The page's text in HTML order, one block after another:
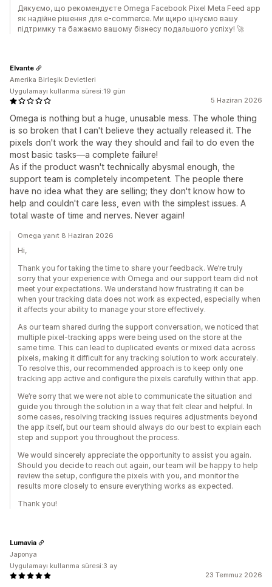
Дякуємо, що рекомендуєте Omega Facebook Pixel Meta Feed app
як надійне рішення для e-commerce. Ми щиро цінуємо вашу
підтримку та бажаємо вашому бізнесу подальшого успіху! 🚀
5 Haziran 2026
Omega is nothing but a huge, unusable mess. The whole thing
is so broken that I can't believe they actually released it. The
pixels don't work the way they should and fail to do even the
most basic tasks—a complete failure!
As if the product wasn't technically abysmal enough, the
support team is completely incompetent. The people there
have no idea what they are selling; they don't know how to
help and couldn't care less, even with the simplest issues. A
total waste of time and nerves. Never again!
Elvante
Amerika Birleşik Devletleri
Uygulamayı kullanma süresi:19 gün
Omega yanıt 8 Haziran 2026
Hi,
Thank you for taking the time to share your feedback. We’re truly
sorry that your experience with Omega and our support team did not
meet your expectations. We understand how frustrating it can be
when your tracking data does not work as expected, especially when
it affects your ability to manage your store effectively.
As our team shared during the support conversation, we noticed that
multiple pixel-tracking apps were being used on the store at the
same time. This can lead to duplicated events or mixed data across
pixels, making it difficult for any tracking solution to work accurately.
To resolve this, our recommended approach is to keep only one
tracking app active and configure the pixels carefully within that app.
We’re sorry that we were not able to communicate the situation and
guide you through the solution in a way that felt clear and helpful. In
some cases, resolving tracking issues requires adjustments beyond
the app itself, but our team should always do our best to explain each
step and support you throughout the process.
We would sincerely appreciate the opportunity to assist you again.
Should you decide to reach out again, our team will be happy to help
review the setup, configure the pixels with you, and monitor the
results more closely to ensure everything works as expected.
Thank you!
23 Temmuz 2026
Lumavia
Japonya
Uygulamayı kullanma süresi:3 ay